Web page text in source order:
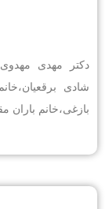
دکتر مهدی مهدوی
شادی
بازغی،خانم باران